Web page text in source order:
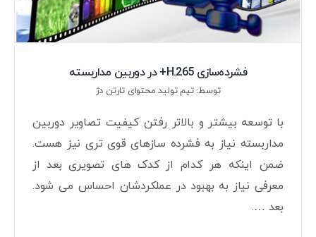
تیاندی
فشرده‌سازی H.265+ در دوربین مداربسته
توسط: تیم تولید محتوای تارتن دژ
با توسعه بیشتر و بالاتر رفتن کیفیت تصاویر دوربین
مداربسته نیاز به فشرده سازهای قوی تری نیز هست.
ضمن اینکه هر کدام از کدک های تصویری بعد از
معرفی نیاز به بهبود در عملکردشان احساس می شود.
بعد ….